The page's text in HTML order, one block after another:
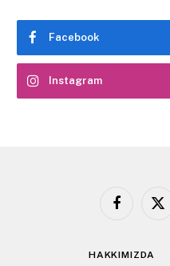
Facebook
Instagram
Facebook
X
HAKKIMIZDA